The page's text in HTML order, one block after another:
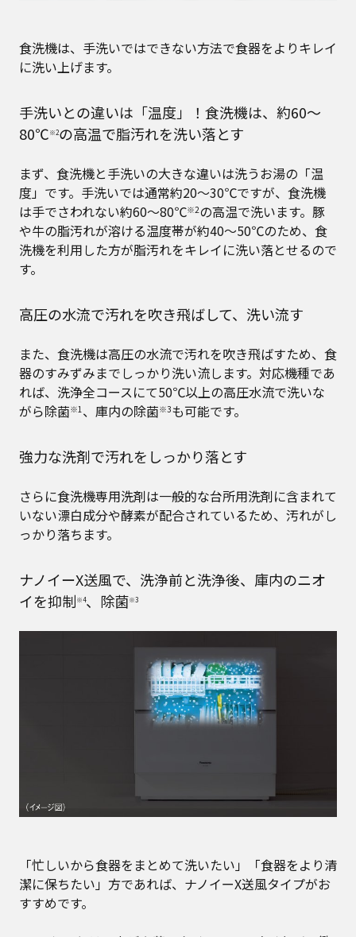
食洗機は、手洗いではできない方法で食器をよりキレイ
に洗い上げます。
手洗いとの違いは「温度」！食洗機は、約60～
80℃※2の高温で脂汚れを洗い落とす
まず、食洗機と手洗いの大きな違いは洗うお湯の「温
度」です。手洗いでは通常約20～30℃ですが、食洗機
は手でさわれない約60～80℃※2の高温で洗います。豚
や牛の脂汚れが溶ける温度帯が約40～50℃のため、食
洗機を利用した方が脂汚れをキレイに洗い落とせるので
す。
高圧の水流で汚れを吹き飛ばして、洗い流す
また、食洗機は高圧の水流で汚れを吹き飛ばすため、食
器のすみずみまでしっかり洗い流します。対応機種であ
れば、洗浄全コースにて50℃以上の高圧水流で洗いな
がら除菌※1、庫内の除菌※3も可能です。
強力な洗剤で汚れをしっかり落とす
さらに食洗機専用洗剤は一般的な台所用洗剤に含まれて
いない漂白成分や酵素が配合されているため、汚れがし
っかり落ちます。
ナノイーX送風で、洗浄前と洗浄後、庫内のニオ
イを抑制※4、除菌※3
「忙しいから食器をまとめて洗いたい」「食器をより清
潔に保ちたい」方であれば、ナノイーX送風タイプがお
すすめです。